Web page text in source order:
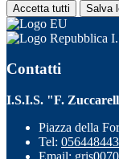
Accetta tutti Salva
Contatti
I.S.I.S. "F.
Piazza della
Tel: